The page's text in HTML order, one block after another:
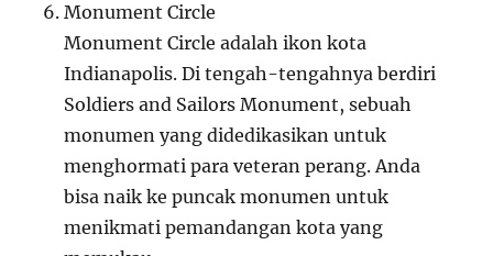
Monument Circle
Monument Circle adalah ikon kota
Indianapolis. Di tengah-tengahnya berdiri
Soldiers and Sailors Monument, sebuah
monumen yang didedikasikan untuk
menghormati para veteran perang. Anda
bisa naik ke puncak monumen untuk
menikmati pemandangan kota yang